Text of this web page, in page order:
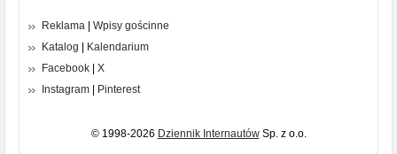
Reklama
Wpisy gościnne
Katalog
Kalendarium
Facebook
X
Instagram
Pinterest
© 1998-2026 Dziennik InternautówSp. z o.o.